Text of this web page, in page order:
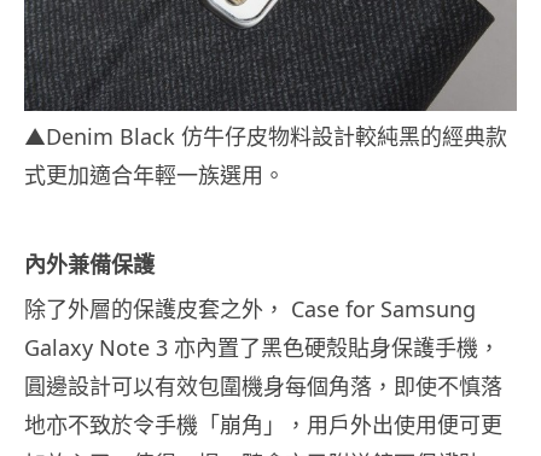
▲Denim Black 仿牛仔皮物料設計較純黑的經典款
式更加適合年輕一族選用。
內外兼備保護
除了外層的保護皮套之外， Case for Samsung
Galaxy Note 3 亦內置了黑色硬殼貼身保護手機，
圓邊設計可以有效包圍機身每個角落，即使不慎落
地亦不致於令手機「崩角」，用戶外出使用便可更